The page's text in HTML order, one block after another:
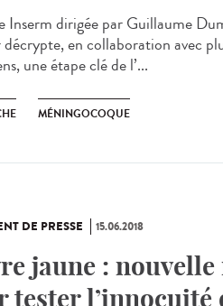
Inserm dirigée par Guillaume
décrypte, en collaboration avec
une étape clé de l’...
MÉNINGOCOQUE
DE PRESSE 15.06.2018
jaune : nouvelle
tester l’innocuité